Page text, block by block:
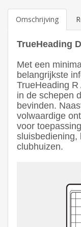
Omschrijving
TrueHeading
Met een
belangrijkste
TrueHeading
in de schepen
bevinden.
volwaardige
voor
sluisbediening,
clubhuizen.